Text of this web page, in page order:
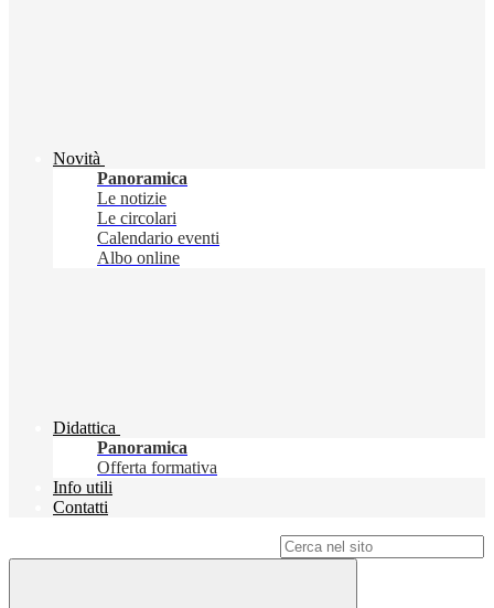
Novità
Panoramica
Le notizie
Le circolari
Calendario eventi
Albo online
Didattica
Panoramica
Offerta formativa
Info utili
Contatti